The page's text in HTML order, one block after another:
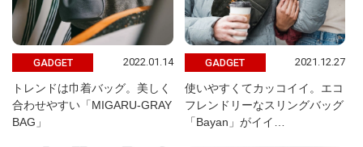
GADGET 2022.01.14
トレンドは巾着バッグ。美しく
合わせやすい「MIGARU-GRAY
BAG」
GADGET 2021.12.27
使いやすくてカッコイイ。エコ
フレンドリーなスリングバッグ
「Bayan」がイイ…